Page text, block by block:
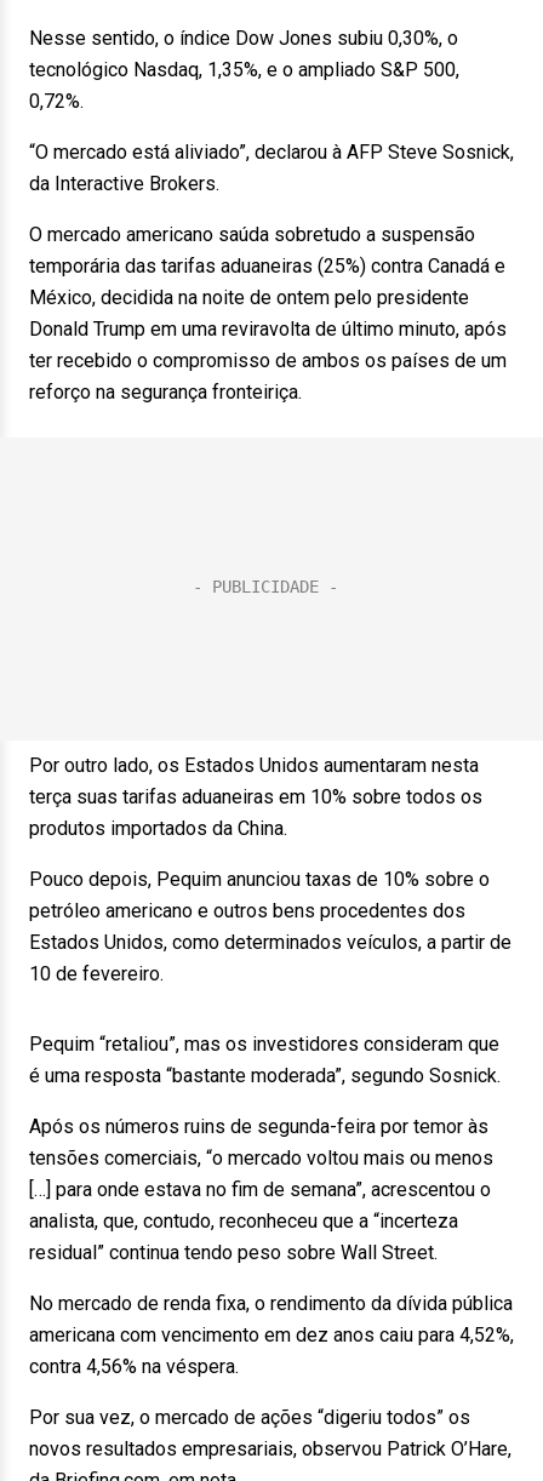
Nesse sentido, o índice Dow Jones subiu 0,30%, o
tecnológico Nasdaq, 1,35%, e o ampliado S&P 500,
0,72%.
“O mercado está aliviado”, declarou à AFP Steve Sosnick,
da Interactive Brokers.
O mercado americano saúda sobretudo a suspensão
temporária das tarifas aduaneiras (25%) contra Canadá e
México, decidida na noite de ontem pelo presidente
Donald Trump em uma reviravolta de último minuto, após
ter recebido o compromisso de ambos os países de um
reforço na segurança fronteiriça.
Por outro lado, os Estados Unidos aumentaram nesta
terça suas tarifas aduaneiras em 10% sobre todos os
produtos importados da China.
Pouco depois, Pequim anunciou taxas de 10% sobre o
petróleo americano e outros bens procedentes dos
Estados Unidos, como determinados veículos, a partir de
10 de fevereiro.
Pequim “retaliou”, mas os investidores consideram que
é uma resposta “bastante moderada”, segundo Sosnick.
Após os números ruins de segunda-feira por temor às
tensões comerciais, “o mercado voltou mais ou menos
[…] para onde estava no fim de semana”, acrescentou o
analista, que, contudo, reconheceu que a “incerteza
residual” continua tendo peso sobre Wall Street.
No mercado de renda fixa, o rendimento da dívida pública
americana com vencimento em dez anos caiu para 4,52%,
contra 4,56% na véspera.
Por sua vez, o mercado de ações “digeriu todos” os
novos resultados empresariais, observou Patrick O’Hare,